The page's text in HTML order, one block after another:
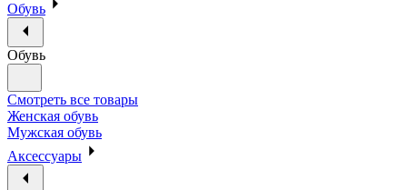
Обувь
Обувь
Смотреть все товары
Женская обувь
Мужская обувь
Аксессуары